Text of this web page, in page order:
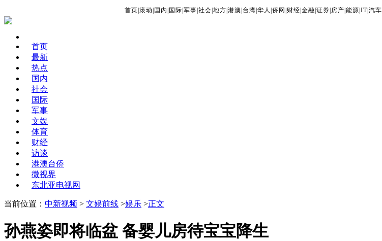
首页 滚动 国内 国际 军事 社会 地方 港澳 台湾 华人 侨网 财经 金融 证券 房产 能源 IT| 汽车
首页
最新
热点
国内
社会
国际
军事
文娱
体育
财经
访谈
港澳台侨
微视界
东北亚电视网
当前位置： 中新视频 > 文娱前线 >娱乐 >正文
孙燕姿即将临盆 备婴儿房待宝宝降生